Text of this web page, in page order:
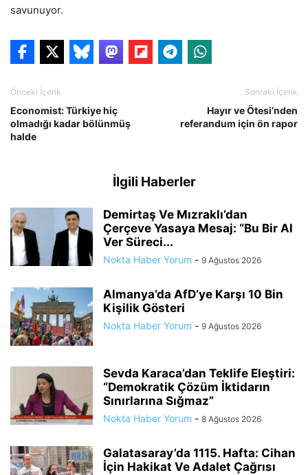
savunuyor.
Önceki İçerik
Economist: Türkiye hiç
olmadığı kadar bölünmüş
halde
Sonraki İçerik
Hayır ve Ötesi’nden
referandum için ön rapor
İlgili Haberler
Demirtaş Ve Mızraklı’dan
Çerçeve Yasaya Mesaj: “Bu Bir Al
Ver Süreci...
Nokta Haber Yorum - 9 Ağustos 2026
Almanya’da AfD’ye Karşı 10 Bin
Kişilik Gösteri
Nokta Haber Yorum - 9 Ağustos 2026
Sevda Karaca’dan Teklife Eleştiri:
“Demokratik Çözüm İktidarın
Sınırlarına Sığmaz”
Nokta Haber Yorum - 8 Ağustos 2026
Galatasaray’da 1115. Hafta: Cihan
İçin Hakikat Ve Adalet Çağrısı